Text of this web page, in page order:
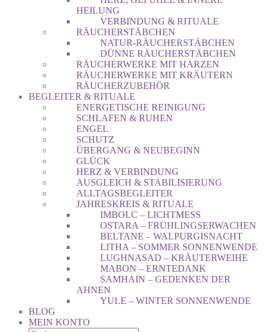
HEILUNG
VERBINDUNG & RITUALE
RÄUCHERSTÄBCHEN
NATUR-RÄUCHERSTÄBCHEN
DÜNNE RÄUCHERSTÄBCHEN
RÄUCHERWERKE MIT HARZEN
RÄUCHERWERKE MIT KRÄUTERN
RÄUCHERZUBEHÖR
BEGLEITER & RITUALE
ENERGETISCHE REINIGUNG
SCHLAFEN & RUHEN
ENGEL
SCHUTZ
ÜBERGANG & NEUBEGINN
GLÜCK
HERZ & VERBINDUNG
AUSGLEICH & STABILISIERUNG
ALLTAGSBEGLEITER
JAHRESKREIS & RITUALE
IMBOLC – LICHTMESS
OSTARA – FRÜHLINGSERWACHEN
BELTANE – WALPURGISNACHT
LITHA – SOMMER SONNENWENDE
LUGHNASAD – KRÄUTERWEIHE
MABON – ERNTEDANK
SAMHAIN – GEDENKEN DER
AHNEN
YULE – WINTER SONNENWENDE
BLOG
MEIN KONTO